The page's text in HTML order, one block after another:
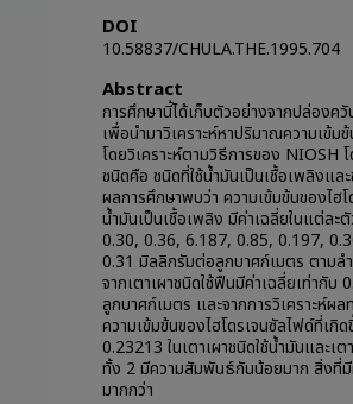
DOI
10.58837/CHULA.THE.1995.704
Abstract
การศึกษานี้ได้เก็บตัวอย่างจากปล่องค
เพื่อนำมาวิเคราะห์หาปริมาณความเข้ม
โดยวิเคราะห์ตามวิธีการของ NIOSH
ชนิดคือ ชนิดที่ใช้น้ำมันเป็นเชื้อเพลิงแล
ผลการศึกษาพบว่า ความเข้มข้นของไฮ
น้ำมันเป็นเชื้อเพลิง มีค่าเฉลี่ยในแต่ล
0.30, 0.36, 6.187, 0.85, 0.197,
0.31 มิลลิกรัมต่อลูกบาศก์เมตร ตามล
จากเตาเผาชนิดใช้ฟืนมีค่าเฉลี่ยเท่ากั
ลูกบาศก์เมตร และจากการวิเคราะห์
ความเข้มข้นของไฮโดรเจนซัลไฟด์ที่เ
0.23213 ในเตาเผาชนิดใช้น้ำมันและ
ทั้ง 2 มีความสัมพันธ์กันน้อยมาก สิ่งที่มี
มากกว่า